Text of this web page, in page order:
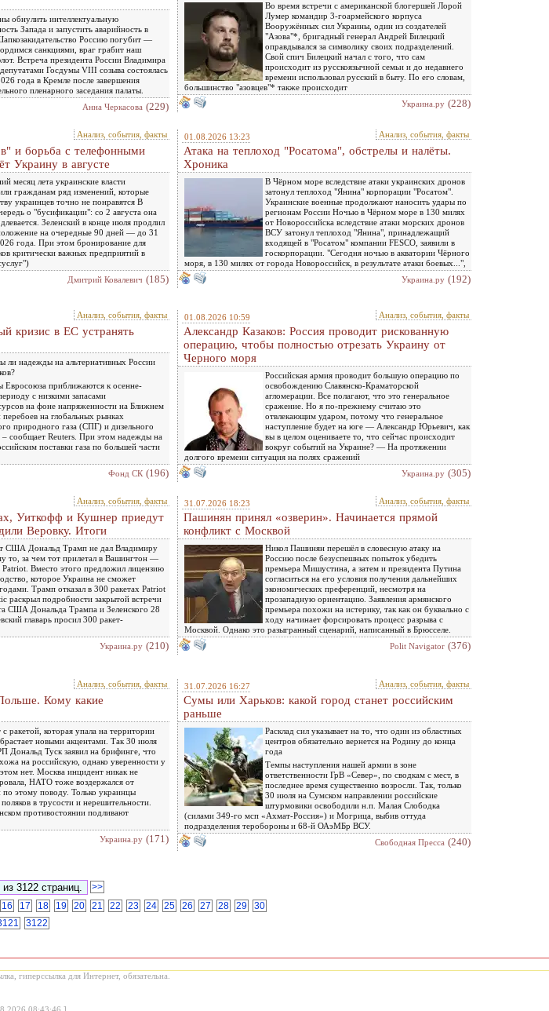
обнулить интеллектуальную
Запада и запустить аварийность в
Россию погубит —
санкциями, враг грабит наш
Встреча президента России Владимира
Госдумы VIII созыва состоялась
года в Кремле после завершения
пленарного заседания палаты.
Анна Черкасова (229)
Во время встречи с американской блогершей Лорой
Лумер командир 3-гоармейского корпуса
Вооружённых сил Украины, один из создателей
"Азова"*, бригадный генерал Андрей Билецкий
оправдывался за символику своих подразделений.
Свой спич Билецкий начал с того, что сам
происходит из русскоязычной семьи и до недавнего
времени использовал русский в быту. По его словам,
большинство "азовцев"* также происходит
Украина.ру (228)
Анализ, события, факты
и борьба с телефонными
Украину в августе
месяц лета украинские власти
гражданам ряд изменений, которые
украинцев точно не понравятся В
о "бусификации": со 2 августа она
Зеленский в конце июля продлил
на очередные 90 дней — до 31
года. При этом бронирование для
критически важных предприятий в
Дмитрий Ковалевич (185)
01.08.2026 13:23 Анализ, события, факты
Атака на теплоход "Росатома", обстрелы и налёты.
Хроника
В Чёрном море вследствие атаки украинских дронов
затонул теплоход "Янина" корпорации "Росатом".
Украинские военные продолжают наносить удары по
регионам России Ночью в Чёрном море в 130 милях
от Новороссийска вследствие атаки морских дронов
ВСУ затонул теплоход "Янина", принадлежащий
входящей в "Росатом" компании FESCO, заявили в
госкорпорации. "Сегодня ночью в акватории Чёрного
моря, в 130 милях от города Новороссийск, в результате атаки боевых...",
Украина.ру (192)
Анализ, события, факты
кризис в ЕС устранять
ли надежды на альтернативных России
Евросоюза приближаются к осенне-
с низкими запасами
на фоне напряженности на Ближнем
перебоев на глобальных рынках
природного газа (СПГ) и дизельного
– сообщает Reuters. При этом надежды на
поставки газа по большей части
Фонд СК (196)
01.08.2026 10:59 Анализ, события, факты
Александр Казаков: Россия проводит рискованную
операцию, чтобы полностью отрезать Украину от
Черного моря
Российская армия проводит большую операцию по
освобождению Славянско-Краматорской
агломерации. Все полагают, что это генеральное
сражение. Но я по-прежнему считаю это
отвлекающим ударом, потому что генеральное
наступление будет на юге — Александр Юрьевич, как
вы в целом оцениваете то, что сейчас происходит
вокруг событий на Украине? — На протяжении
долгого времени ситуация на полях сражений
Украина.ру (305)
Анализ, события, факты
Уиткофф и Кушнер приедут
Веровку. Итоги
США Дональд Трамп не дал Владимиру
то, за чем тот прилетал в Вашингтон —
Patriot. Вместо этого предложил лицензию
которое Украина не сможет
Трамп отказал в 300 ракетах Patriot
раскрыл подробности закрытой встречи
США Дональда Трампа и Зеленского 28
главарь просил 300 ракет-
Украина.ру (210)
31.07.2026 18:23 Анализ, события, факты
Пашинян принял «озверин». Начинается прямой
конфликт с Москвой
Никол Пашинян перешёл в словесную атаку на
Россию после безуспешных попыток убедить
премьера Мишустина, а затем и президента Путина
согласиться на его условия получения дальнейших
экономических преференций, несмотря на
прозападную ориентацию. Заявления армянского
премьера похожи на истерику, так как он буквально с
ходу начинает форсировать процесс разрыва с
Москвой. Однако это разыгранный сценарий, написанный в Брюсселе.
Polit Navigator (376)
Анализ, события, факты
Кому какие
ракетой, которая упала на территории
новыми акцентами. Так 30 июля
Дональд Туск заявил на брифинге, что
на российскую, однако уверенности у
этом нет. Москва инцидент никак не
НАТО тоже воздержался от
по этому поводу. Только украинцы
в трусости и нерешительности.
противостоянии подливают
Украина.ру (171)
31.07.2026 16:27 Анализ, события, факты
Сумы или Харьков: какой город станет российским
раньше
Расклад сил указывает на то, что один из областных
центров обязательно вернется на Родину до конца
года
Темпы наступления нашей армии в зоне
ответственности ГрВ «Север», по сводкам с мест, в
последнее время существенно возросли. Так, только
30 июля на Сумском направлении российские
штурмовики освободили н.п. Малая Слободка
(силами 349-го мсп «Ахмат-Россия») и Могрица, выбив оттуда
подразделения теробороны и 68-й ОАэМБр ВСУ.
Свободная Пресса (240)
>>
16 17 18 19 20 21 22 23 24 25 26 27 28 29
30
3122
гиперссылка для Интернет, обязательна.